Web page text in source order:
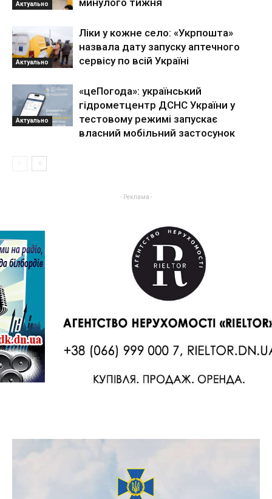
Актуально
Актуально
Ліки у кожне село: «Укрпошта»
назвала дату запуску аптечного
сервісу по всій Україні
Актуально
«цеПогода»: український
гідрометцентр ДСНС України у
тестовому режимі запускає
власний мобільний застосунок
- Реклама -